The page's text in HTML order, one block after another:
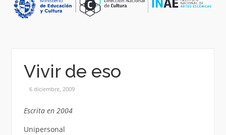
Vivir de eso
6 diciembre, 2009
Escrita en 2004
Unipersonal